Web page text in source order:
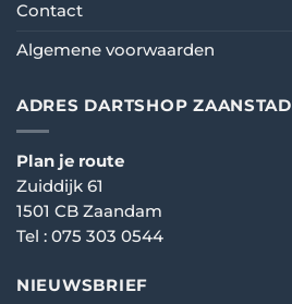
Contact
Algemene voorwaarden
ADRES DARTSHOP ZAANSTAD
Plan je route
Zuiddijk 61
1501 CB Zaandam
Tel : 075 303 0544
NIEUWSBRIEF